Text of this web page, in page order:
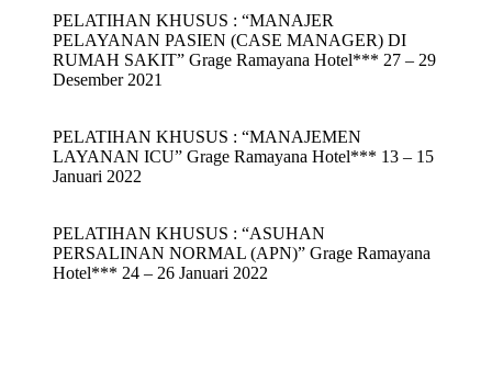
PELATIHAN KHUSUS : “MANAJER
PELAYANAN PASIEN (CASE MANAGER) DI
RUMAH SAKIT” Grage Ramayana Hotel*** 27 – 29
Desember 2021
PELATIHAN KHUSUS : “MANAJEMEN
LAYANAN ICU” Grage Ramayana Hotel*** 13 – 15
Januari 2022
PELATIHAN KHUSUS : “ASUHAN
PERSALINAN NORMAL (APN)” Grage Ramayana
Hotel*** 24 – 26 Januari 2022